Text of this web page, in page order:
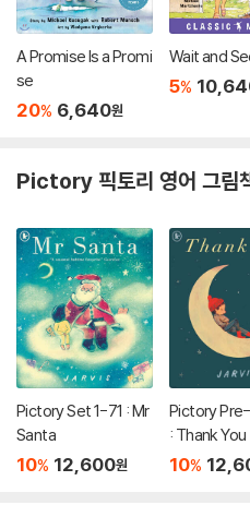
A Promise Is a Promi
se
20% 6,640원
Wait and
5%
Pictory 픽토리 영어 그
Pictory Set 1-71 : Mr
Santa
10% 12,600원
Pictory
: Thank You
10%